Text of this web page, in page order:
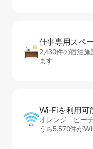
仕事専用ス⁠ペ⁠
2,430件の宿泊施
ます
Wi-Fiを利⁠用⁠可⁠
オレンジ・ビー
うち5,570件が